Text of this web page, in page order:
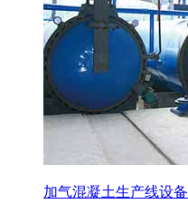
加气混凝土生产线设备